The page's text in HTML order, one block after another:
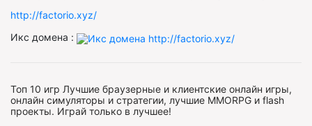
http://factorio.xyz/
Икс домена :
Топ 10 игр Лучшие браузерные и клиентские онлайн игры,
онлайн симуляторы и стратегии, лучшие MMORPG и flash
проекты. Играй только в лучшее!